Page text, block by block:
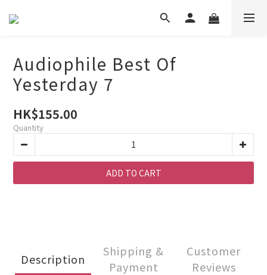
Audiophile Best Of
Yesterday 7
HK$155.00
Quantity
ADD TO CART
Description
Shipping &
Payment
Customer
Reviews